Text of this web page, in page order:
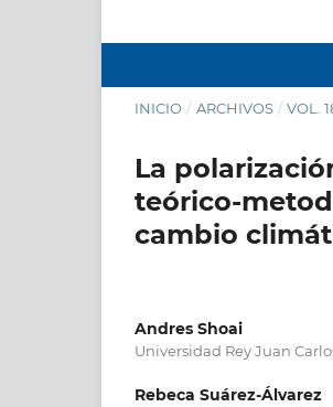
INICIO / ARCHIVOS / VOL.
La
teórico-
cambio
Andres Shoai
Universidad Rey Juan
Rebeca Suárez-Álvarez